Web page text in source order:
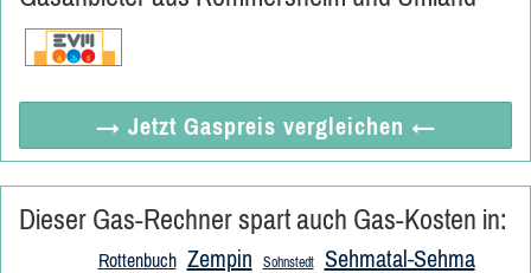
→ Jetzt Gaspreis vergleichen ←
Dieser Gas-Rechner spart auch Gas-Kosten in:
Rottenbuch Zempin Sohnstedt
Sehmatal-Sehma